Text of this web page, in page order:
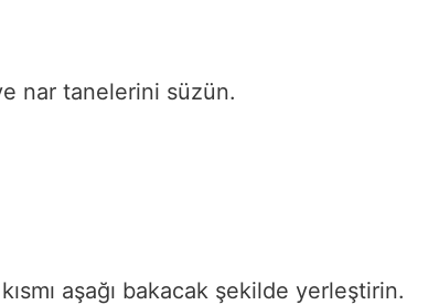
nar tanelerini süzün.
aşağı bakacak şekilde yerleştirin.